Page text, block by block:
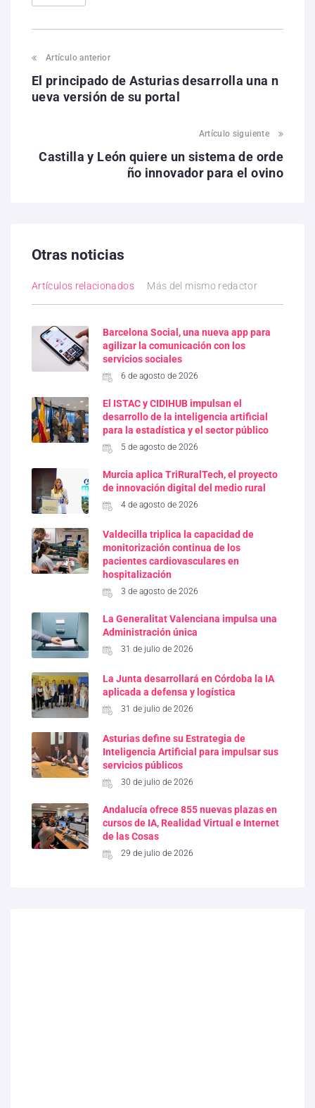
Artículo anterior
El principado de Asturias desarrolla una n
ueva versión de su portal
Artículo siguiente
Castilla y León quiere un sistema de orde
ño innovador para el ovino
Otras noticias
Artículos relacionados Más del mismo redactor
Barcelona Social, una nueva app para
agilizar la comunicación con los
servicios sociales
6 de agosto de 2026
El ISTAC y CIDIHUB impulsan el
desarrollo de la inteligencia artificial
para la estadística y el sector público
5 de agosto de 2026
Murcia aplica TriRuralTech, el proyecto
de innovación digital del medio rural
4 de agosto de 2026
Valdecilla triplica la capacidad de
monitorización continua de los
pacientes cardiovasculares en
hospitalización
3 de agosto de 2026
La Generalitat Valenciana impulsa una
Administración única
31 de julio de 2026
La Junta desarrollará en Córdoba la IA
aplicada a defensa y logística
31 de julio de 2026
Asturias define su Estrategia de
Inteligencia Artificial para impulsar sus
servicios públicos
30 de julio de 2026
Andalucía ofrece 855 nuevas plazas en
cursos de IA, Realidad Virtual e Internet
de las Cosas
29 de julio de 2026